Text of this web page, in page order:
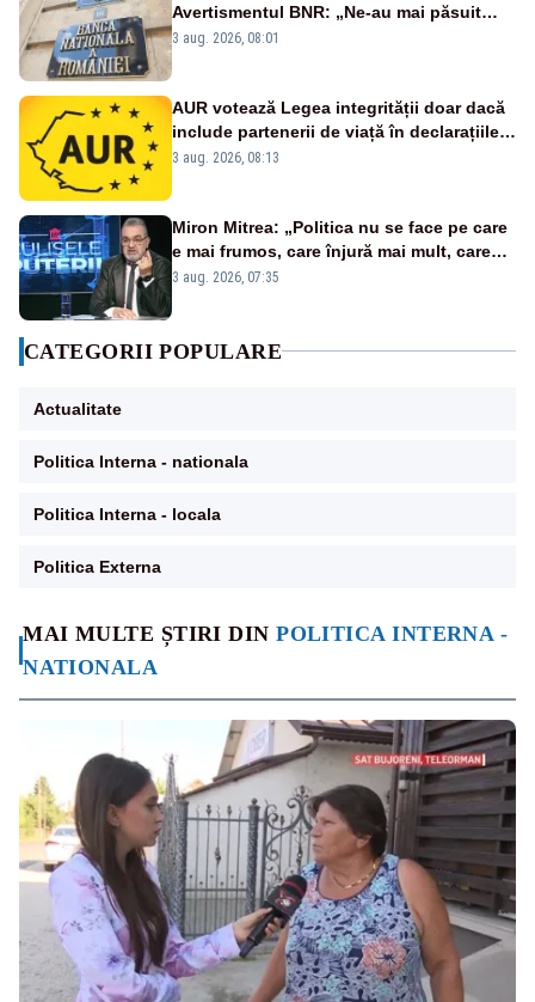
MAI MULTE ȘTIRI DINPOLITICA INTERNA -
NATIONALA
Avertismentul BNR: „Ne-au mai păsuit
pentru câteva luni”
3 aug. 2026, 08:01
AUR votează Legea integrității doar dacă
include partenerii de viață în declarațiile
de avere și interese, așa cum a anunțat
trebuie să plece din funcție: fără excepții!
3 aug. 2026, 08:13
Miron Mitrea: „Politica nu se face pe care
e mai frumos, care înjură mai mult, care
țipă mai tare, ci pe proiecte”
3 aug. 2026, 07:35
CATEGORII POPULARE
Actualitate
Politica Interna - nationala
Politica Interna - locala
Politica Externa